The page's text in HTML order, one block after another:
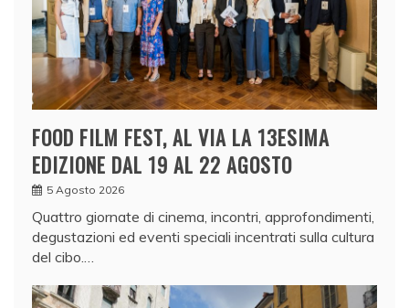
FOOD FILM FEST, AL VIA LA 13ESIMA
EDIZIONE DAL 19 AL 22 AGOSTO
5 Agosto 2026
Quattro giornate di cinema, incontri, approfondimenti,
degustazioni ed eventi speciali incentrati sulla cultura
del cibo.…